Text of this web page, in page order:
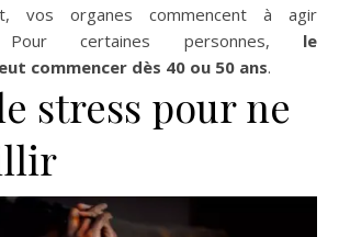
vos organes commencent à agir
Pour certaines personnes, le
commencer dès 40 ou 50 ans.
stress pour ne